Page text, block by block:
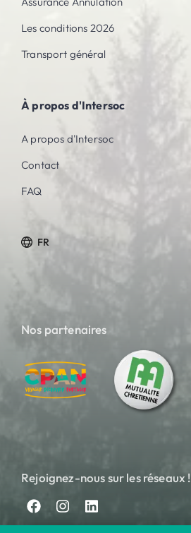
Les conditions 2026
Transport général
À propos d'Intersoc
A propos d'Intersoc
Contact
FAQ
FR
Nos partenaires
Rejoignez-nous sur les réseaux !